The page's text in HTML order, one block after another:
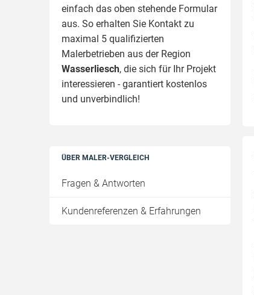
einfach das oben stehende Formular
aus. So erhalten Sie Kontakt zu
maximal 5 qualifizierten
Malerbetrieben aus der Region
Wasserliesch, die sich für Ihr Projekt
interessieren - garantiert kostenlos
und unverbindlich!
ÜBER MALER-VERGLEICH
Fragen & Antworten
Kundenreferenzen & Erfahrungen